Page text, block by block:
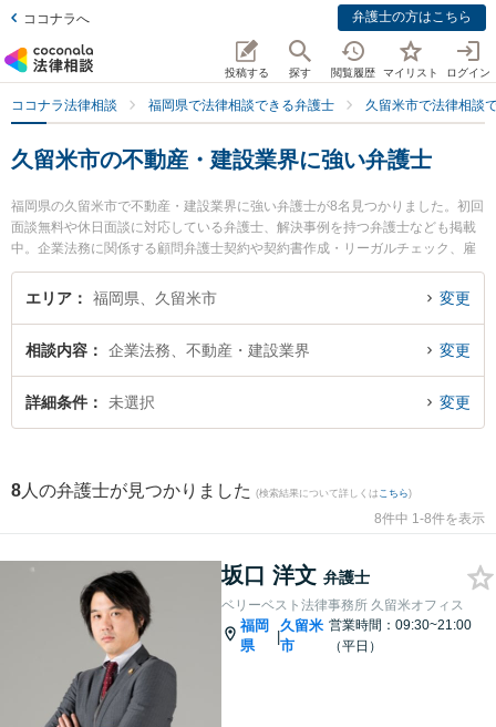
ココナラへ 弁護士の方はこちら
投稿する 探す 閲覧履歴 マイリスト ログイン
ココナラ法律相談 福岡県で法律相談できる弁護士 久留米市で法律相談
久留米市の不動産・建設業界に強い弁護士
福岡県の久留米市で不動産・建設業界に強い弁護士が8名見つかりました。初回
面談無料や休日面談に対応している弁護士、解決事例を持つ弁護士なども掲載
中。企業法務に関係する顧問弁護士契約や契約書作成・リーガルチェック、雇
用契約書・就業規則作成等の細かな分野での絞り込み検索もでき便利です。特
にベリーベスト法律事務所 久留米オフィスの坂口 洋文弁護士やゆずりは法律事
生した不動産・建設業界のトラブルを今すぐに弁護士に相談したい』『不動
産・建設業界のトラブル解決の実績豊富な近くの弁護士を検索したい』『初回
相談無料で不動産・建設業界を法律相談できる久留米市内の弁護士に相談予約
エリア 福岡県、久留米市 変更
相談内容 企業法務、不動産・建設業界 変更
詳細条件 未選択 変更
8 人の弁護士が見つかりました (検索結果について詳しくは こちら)
8件中 1-8件を表示
坂口 洋文 弁護士
ベリーベスト法律事務所 久留米オフィス
福岡
県
|
久留米
市
営業時間：09:30~21:00
（平日）